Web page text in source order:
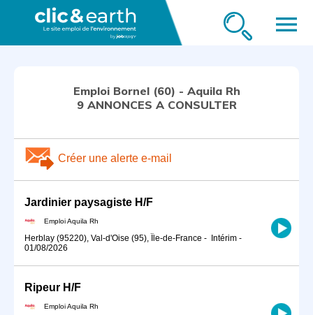
menu
Emploi Bornel (60) - Aquila Rh
9 ANNONCES A CONSULTER
Créer une alerte e-mail
Jardinier paysagiste H/F
Emploi Aquila Rh
Herblay (95220), Val-d'Oise (95), Île-de-France - Intérim -
01/08/2026
Ripeur H/F
Emploi Aquila Rh